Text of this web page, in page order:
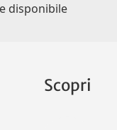
disponibile
Scopri